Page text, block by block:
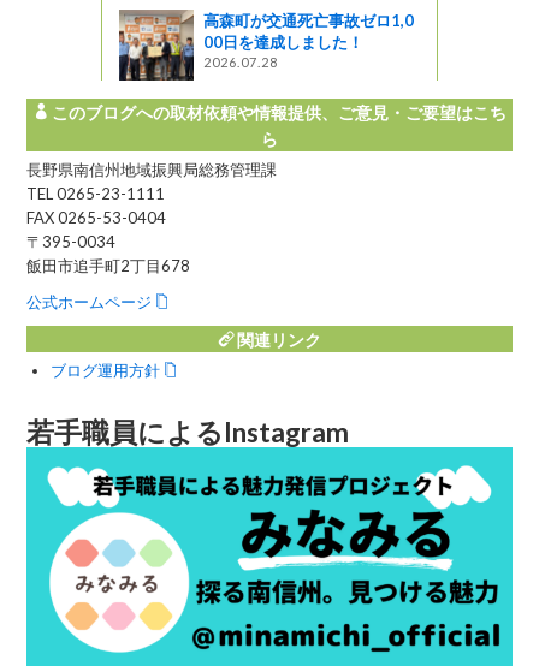
高森町が交通死亡事故ゼロ1,0
00日を達成しました！
2026.07.28
このブログへの取材依頼や情報提供、ご意見・ご要望はこち
ら
長野県南信州地域振興局総務管理課
TEL 0265-23-1111
FAX 0265-53-0404
〒395-0034
飯田市追手町2丁目678
公式ホームページ
関連リンク
ブログ運用方針
若手職員によるInstagram